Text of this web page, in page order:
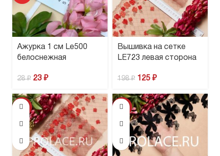
Ажурка 1 см Le500
белоснежная
28₽ 23 ₽
Вышивка на сетке
LE723 левая сторона
198₽ 125 ₽